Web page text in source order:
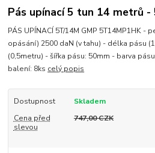
Pás upínací 5 tun 14 metrů -
PÁS UPÍNACÍ 5T/14M GMP 5T14MP1HK -
opásání) 2500 daN (v tahu) - délka pásu
(0,5metru) - šířka pásu: 50mm - barva
balení: 8ks celý popis
Dostupnost
Skladem
Cena před
slevou
747,00 CZK